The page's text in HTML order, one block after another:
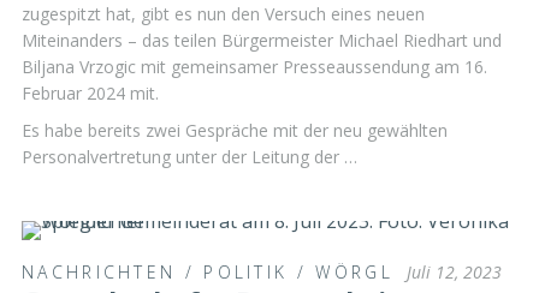
zugespitzt hat, gibt es nun den Versuch eines neuen
Miteinanders – das teilen Bürgermeister Michael Riedhart und
Biljana Vrzogic mit gemeinsamer Presseaussendung am 16.
Februar 2024 mit.
Es habe bereits zwei Gespräche mit der neu gewählten
Personalvertretung unter der Leitung der …
NACHRICHTEN / POLITIK /WÖRGL Juli 12, 2023